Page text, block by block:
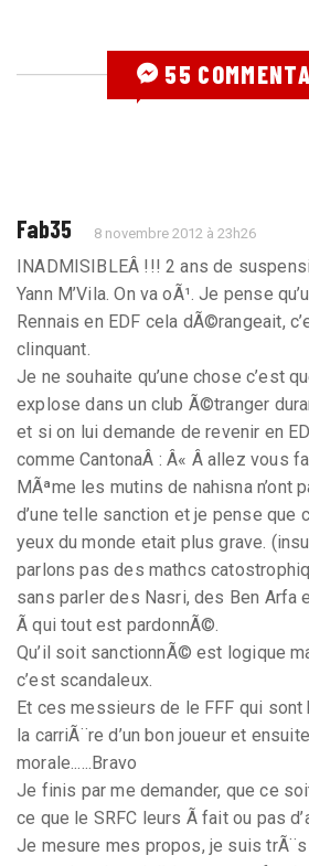
55
Fab35 8 novembre 2012 à 23h26
INADMISIBLEÂ !!! 2 ans de
Yann M’Vila. On va oÃ¹. Je pense
Rennais en EDF cela dÃ©rangeait,
clinquant.
Je ne souhaite qu’une chose c’est
explose dans un club Ã©tranger
et si on lui demande de revenir en
comme CantonaÂ : Â« Â allez vous
MÃªme les mutins de nahisna n’ont
d’une telle sanction et je pense que
yeux du monde etait plus grave.
parlons pas des mathcs
sans parler des Nasri, des Ben Arfa
Ã qui tout est pardonnÃ©.
Qu’il soit sanctionnÃ© est logique
c’est scandaleux.
Et ces messieurs de le FFF qui sont
la carriÃ¨re d’un bon joueur et
morale......Bravo
Je finis par me demander, que ce
ce que le SRFC leurs Ã fait ou pas
Je mesure mes propos, je suis